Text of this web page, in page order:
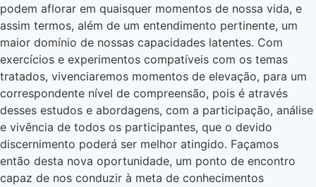
podem aflorar em quaisquer momentos de nossa vida, e
assim termos, além de um entendimento pertinente, um
maior domínio de nossas capacidades latentes. Com
exercícios e experimentos compatíveis com os temas
tratados, vivenciaremos momentos de elevação, para um
correspondente nível de compreensão, pois é através
desses estudos e abordagens, com a participação, análise
e vivência de todos os participantes, que o devido
discernimento poderá ser melhor atingido. Façamos
então desta nova oportunidade, um ponto de encontro
capaz de nos conduzir à meta de conhecimentos